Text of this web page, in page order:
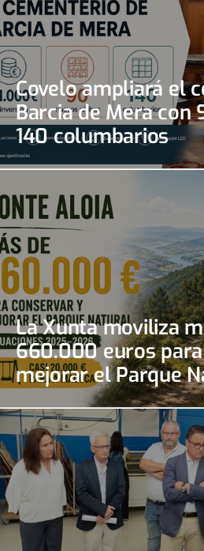
Covelo ampliará el
Barcia de Mera con
140 columbarios
La Xunta moviliza
660.000 euros
mejorar el Parque
Monte Aloia